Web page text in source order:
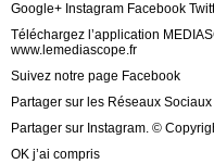
Google+ Instagram Facebook
Téléchargez l’application
www.lemediascope.fr
Suivez notre page Facebook
Partager sur les Réseaux Sociaux
Partager sur Instagram. ©
OK j’ai compris